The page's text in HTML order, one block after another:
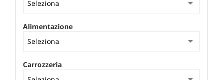
Alimentazione
Carrozzeria